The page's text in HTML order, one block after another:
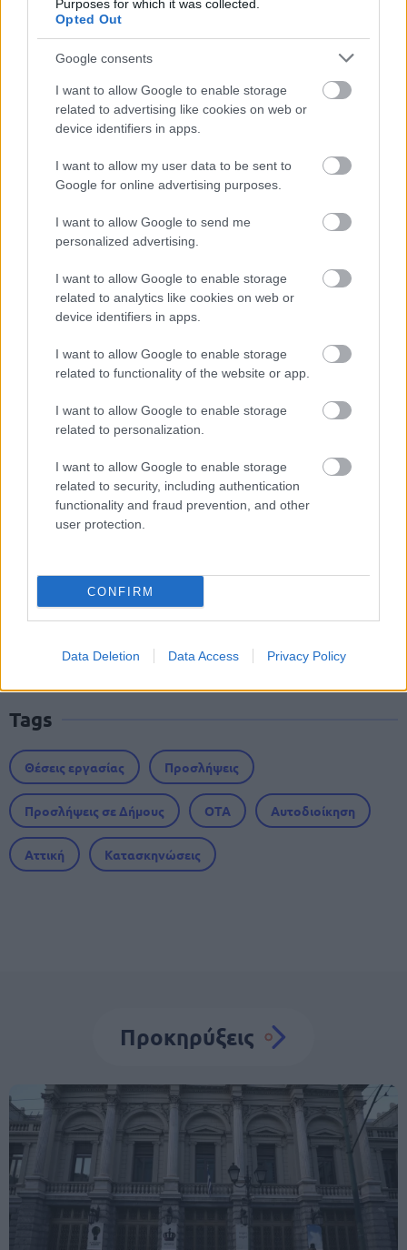
Purposes for which it was collected.
Opted Out
Google consents
I want to allow Google to enable storage
related to advertising like cookies on web or
device identifiers in apps.
I want to allow my user data to be sent to
Google for online advertising purposes.
I want to allow Google to send me
personalized advertising.
I want to allow Google to enable storage
related to analytics like cookies on web or
device identifiers in apps.
I want to allow Google to enable storage
related to functionality of the website or app.
I want to allow Google to enable storage
related to personalization.
I want to allow Google to enable storage
related to security, including authentication
functionality and fraud prevention, and other
user protection.
CONFIRM
Data Deletion Data Access Privacy Policy
ειδήσεις.
Βάλε το proson.gr στα αποτελέσματα
αναζήτησης της Google
Δημοφιλείς Ειδήσεις
ΑΣΕΠ: Νέος γραπτός διαγωνισμός -
Μόνιμοι στο υπουργείο Εξωτερικών
Κατώτατος μισθός: Σενάριο για
αύξηση στα 1.000 ευρώ από το 2027
Δημόσιο - Στις 1.102 οι αιτήσεις
(στατιστικά)
ΑΣΕΠ - Προσλήψεις αναπληρωτών:
Βγαίνουν τα προσωρινά αποτελέσματα
(1ΓΕ και 2ΓΕ/2026)
Tags
Θέσεις εργασίας Προσλήψεις
Προσλήψεις σε Δήμους ΟΤΑ Αυτοδιοίκηση
Αττική Κατασκηνώσεις
Προκηρύξεις